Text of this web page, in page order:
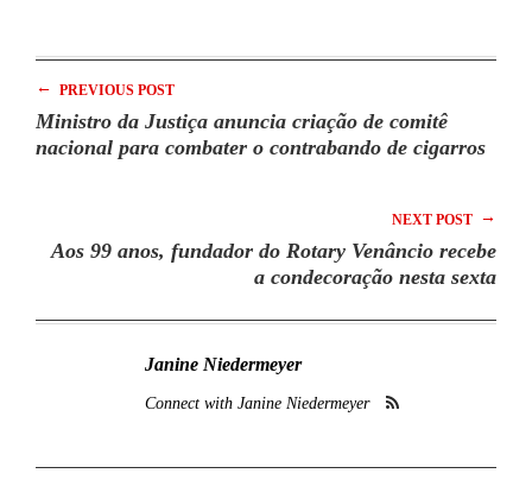
← PREVIOUS POST
Ministro da Justiça anuncia criação de comitê
nacional para combater o contrabando de cigarros
NEXT POST →
Aos 99 anos, fundador do Rotary Venâncio recebe
a condecoração nesta sexta
Janine Niedermeyer
Connect with Janine Niedermeyer